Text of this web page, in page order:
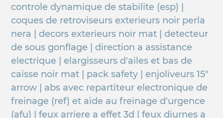
controle dynamique de stabilite (esp) |
coques de retroviseurs exterieurs noir perla
nera | decors exterieurs noir mat | detecteur
de sous gonflage | direction a assistance
electrique | elargisseurs d'ailes et bas de
caisse noir mat | pack safety | enjoliveurs 15"
arrow | abs avec repartiteur electronique de
freinage (ref) et aide au freinage d'urgence
(afu) | feux arriere a effet 3d | feux diurnes a